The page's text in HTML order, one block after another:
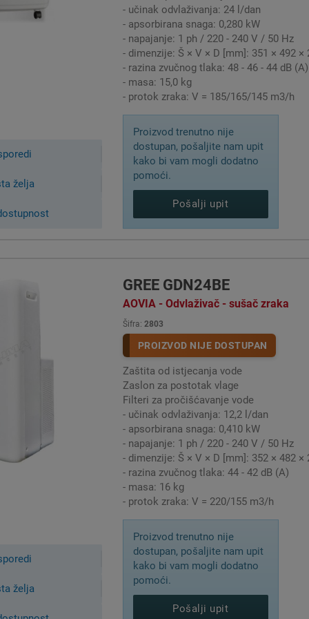
zraka koristan?
To se posebno odnosi na prostorije koje je teško prozračiti
ima smisla za odvlaživanje ovisi o temperaturi okoline i općim
i vlažnost u prostoriji visoke (npr. 70% i 25 °C). Ako
zraka prikladni su, na primjer, za ubrzavanje procesa sušenja
i apsorpcijski sušači dobro rade čak i pri relativno suhom
odvlaživač zraka ljeti?
kada je toplo i vlažno. U takvim danima
željeni učinak. Još više vlage može ući u kuću.
vodu iz vlažnog ljetnog zraka, to je ne samo praktično, već i
češće razvija i u podrumima, jer se vlažan, topli zrak izvana
odvlaživač zraka zimi?
može smanjiti ventilacijom, jer je vlažnost zraka vani
zrak sadrži manje vode od vlažnog zraka, on se također brže
.
u obzir kada koristite
moguća područja primjene odvlaživača zraka, zahtjevi za
želja
- učinak odvlaživanja: 24 l/dan
- apsorbirana snaga: 0,280 kW
- napajanje: 1 ph / 220 - 240 V / 50 Hz
- dimenzije: Š × V × D [mm]: 351 × 492 ×
- razina zvučnog tlaka: 48 - 46 - 44 dB (A)
- masa: 15,0 kg
- protok zraka: V = 185/165/145 m3/h
Proizvod trenutno nije
dostupan, pošaljite nam upit
kako bi vam mogli dodatno
pomoći.
Pošalji upit
želja
GREE GDN24BE
AOVIA - Odvlaživač - sušač zraka
Šifra: 2803
PROIZVOD NIJE DOSTUPAN
Zaštita od istjecanja vode
Zaslon za postotak vlage
Filteri za pročišćavanje vode
- učinak odvlaživanja: 12,2 l/dan
- apsorbirana snaga: 0,410 kW
- napajanje: 1 ph / 220 - 240 V / 50 Hz
- dimenzije: Š × V × D [mm]: 352 × 482 ×
- razina zvučnog tlaka: 44 - 42 dB (A)
- masa: 16 kg
- protok zraka: V = 220/155 m3/h
Proizvod trenutno nije
dostupan, pošaljite nam upit
kako bi vam mogli dodatno
pomoći.
Pošalji upit